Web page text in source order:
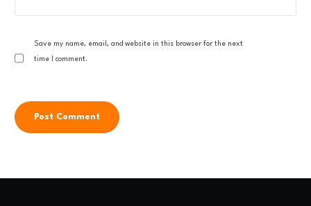
Save my name, email, and website in this browser for the next
time I comment.